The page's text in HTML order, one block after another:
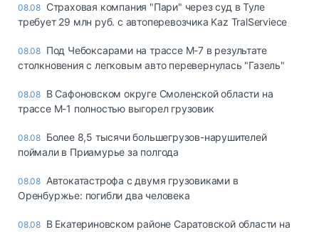
08.08 Страховая компания "Пари" через суд в Туле
требует 29 млн руб. с автоперевозчика Kaz TralServiece
08.08 Под Чебоксарами на трассе М-7 в результате
столкновения с легковым авто перевернулась "Газель"
08.08 В Сафоновском округе Смоленской области на
трассе М-1 полностью выгорел грузовик
08.08 Более 8,5 тысячи большегрузов-нарушителей
поймали в Приамурье за полгода
08.08 Автокатастрофа с двумя грузовиками в
Оренбуржье: погибли два человека
08.08 В Екатериновском районе Саратовской области на